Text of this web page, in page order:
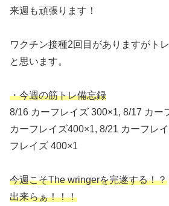
来週も頑張ります！
ワクチン接種2回目がありますがト
と思います。
・今週の筋トレ備忘録
8/16 カーフレイズ 300×1, 8/17 カー
カーフレイズ400×1, 8/21 カーフレ
フレイズ 400×1
今週こそThe wringerを完遂する！？
出来らぁ！！！